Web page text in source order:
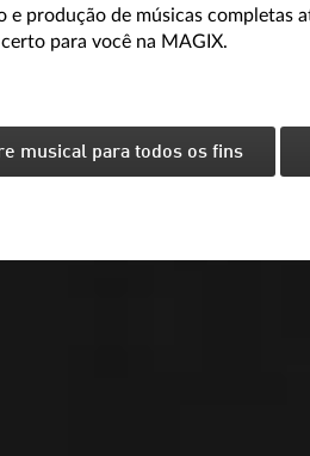
e produção de músicas completas
para você na MAGIX.
musical para todos os fins